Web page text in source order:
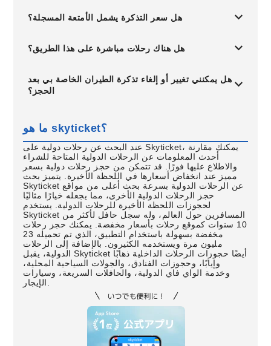
هل سعر التذكرة يشمل الأمتعة المسجلة؟
هل هناك رحلات مباشرة على هذا الطريق؟
هل يمكنني تغيير أو إلغاء تذكرة الطيران الخاصة بي بعد
الحجز؟
ما هو skyticket؟
عند البحث عن رحلات دولية على Skyticket، يمكنك مقارنة
أحدث المعلومات عن الرحلات الدولية المتاحة للشراء
والاطلاع عليها فورًا. قد تتمكن من حجز رحلات دولية بسعر
مميز عند انخفاض أسعارها في اللحظة الأخيرة. يتميز بحث
Skyticket عن الرحلات الدولية بسرعة بحث أعلى من مواقع
حجز الرحلات الدولية الأخرى، مما يجعله خيارًا مثاليًا
لحجوزات اللحظة الأخيرة للرحلات الدولية. يستخدم
Skyticket المسافرين حول العالم، وله سجل حافل لأكثر من
10 سنوات كموقع رحلات بأسعار مخفضة. يمكنك حجز رحلات
مخفضة بسهولة باستخدام التطبيق، الذي تم تحميله 23
مليون مرة ويستخدمه الكثيرون. بالإضافة إلى الرحلات
الدولية، يقبل Skyticket أيضًا حجوزات الرحلات الداخلية ذهابًا
وإيابًا، وحجوزات الفنادق، والجولات السياحية المحلية،
وخدمة الواي فاي الدولية، والحافلات السريعة، وسيارات